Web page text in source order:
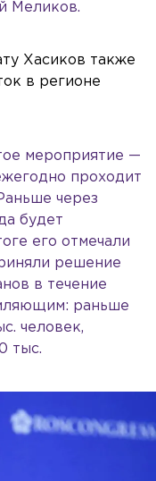
Меликов.
Хасиков также
в регионе
мероприятие —
проходит
через
будет
его отмечали
решение
в течение
раньше
человек,
тыс.